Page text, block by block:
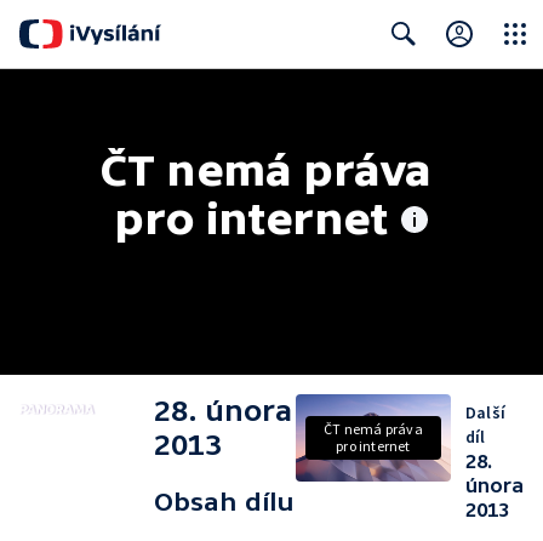
ČT nemá práva
pro internet
28. února
2013
Obsah dílu
ČT nemá práva
pro internet
Další
díl
28.
února
2013